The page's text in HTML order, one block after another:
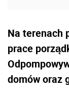
Na terenach
prace
domów oraz